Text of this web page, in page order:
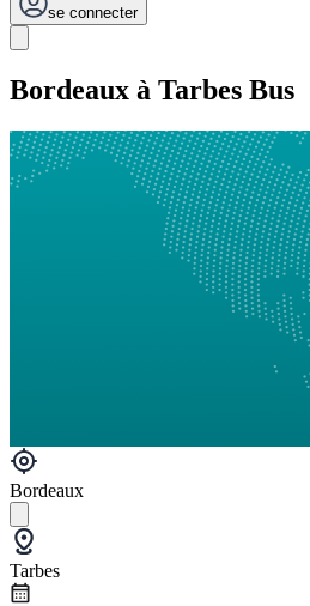
se connecter
Bordeaux à Tarbes Bus
Bordeaux
Tarbes